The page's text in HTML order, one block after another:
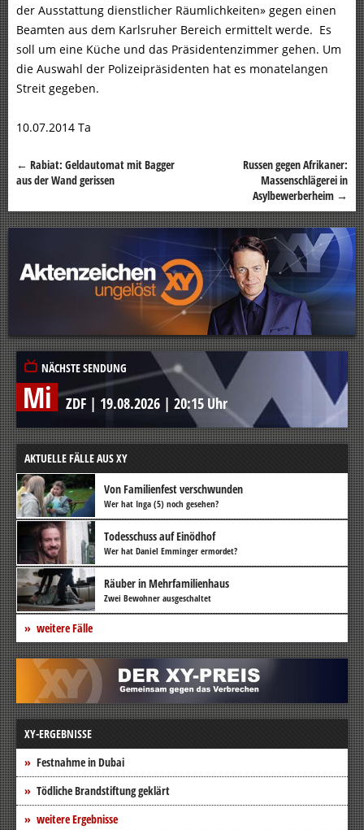
der Ausstattung dienstlicher Räumlichkeiten» gegen einen
Beamten aus dem Karlsruher Bereich ermittelt werde. Es
soll um eine Küche und das Präsidentenzimmer gehen. Um
die Auswahl der Polizeipräsidenten hat es monatelangen
Streit gegeben.
10.07.2014 Ta
Beitragsnavigation
← Rabiat: Geldautomat mit Bagger
aus der Wand gerissen
Russen gegen Afrikaner:
Massenschlägerei in
Asylbewerberheim →
NÄCHSTE SENDUNG
Mi ZDF | 19.08.2026 | 20:15 Uhr
AKTUELLE FÄLLE AUS XY
Von Familienfest verschwunden
Wer hat Inga (5) noch gesehen?
Todesschuss auf Einödhof
Wer hat Daniel Emminger ermordet?
Räuber in Mehrfamilienhaus
Zwei Bewohner ausgeschaltet
weitere Fälle
XY-ERGEBNISSE
Festnahme in Dubai
Tödliche Brandstiftung geklärt
weitere Ergebnisse